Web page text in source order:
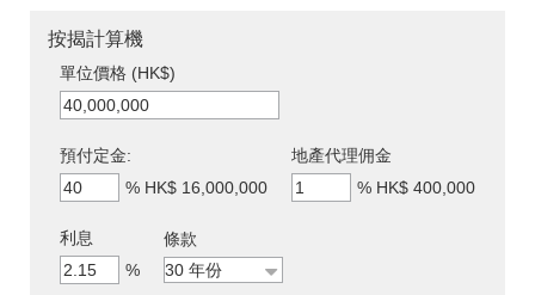
按揭計算機
單位價格 (HK$)
預付定金:
% HK$ 16,000,000
地產代理佣金
% HK$ 400,000
利息
%
條款